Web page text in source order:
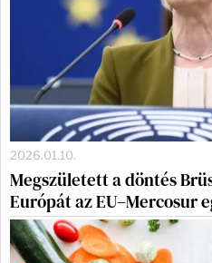
2026.01.10.
Megszületett a döntés
Európát az EU–Mercosur